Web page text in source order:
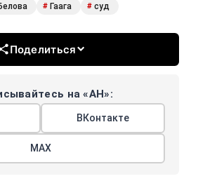
# Гаага # суд
Поделиться
на «АН»:
ВКонтакте
МАХ